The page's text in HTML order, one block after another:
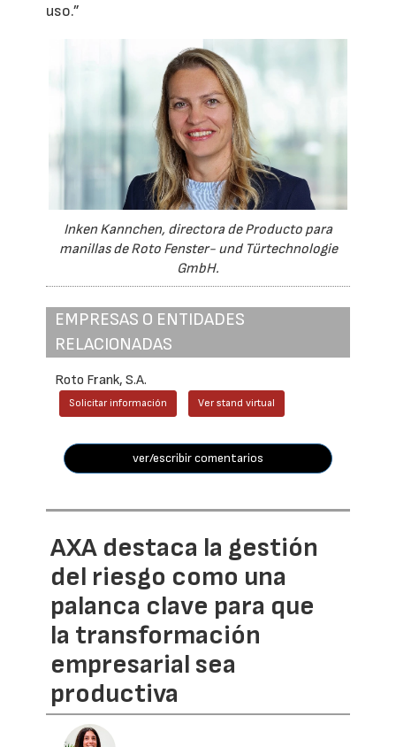
uso.”
Inken Kannchen, directora de Producto para
manillas de Roto Fenster- und Türtechnologie
GmbH.
EMPRESAS O ENTIDADES
RELACIONADAS
Roto Frank, S.A.
Solicitar información Ver stand virtual
ver/escribir comentarios
AXA destaca la gestión
del riesgo como una
palanca clave para que
la transformación
empresarial sea
productiva